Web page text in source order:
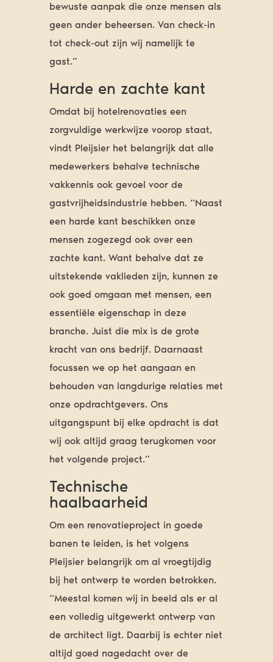
bewuste aanpak die onze mensen als
geen ander beheersen. Van check-in
tot check-out zijn wij namelijk te
gast.”
Harde en zachte kant
Omdat bij hotelrenovaties een
zorgvuldige werkwijze voorop staat,
vindt Pleijsier het belangrijk dat alle
medewerkers behalve technische
vakkennis ook gevoel voor de
gastvrijheidsindustrie hebben. “Naast
een harde kant beschikken onze
mensen zogezegd ook over een
zachte kant. Want behalve dat ze
uitstekende vaklieden zijn, kunnen ze
ook goed omgaan met mensen, een
essentiële eigenschap in deze
branche. Juist die mix is de grote
kracht van ons bedrijf. Daarnaast
focussen we op het aangaan en
behouden van langdurige relaties met
onze opdrachtgevers. Ons
uitgangspunt bij elke opdracht is dat
wij ook altijd graag terugkomen voor
het volgende project.”
Technische
haalbaarheid
Om een renovatieproject in goede
banen te leiden, is het volgens
Pleijsier belangrijk om al vroegtijdig
bij het ontwerp te worden betrokken.
“Meestal komen wij in beeld als er al
een volledig uitgewerkt ontwerp van
de architect ligt. Daarbij is echter niet
altijd goed nagedacht over de